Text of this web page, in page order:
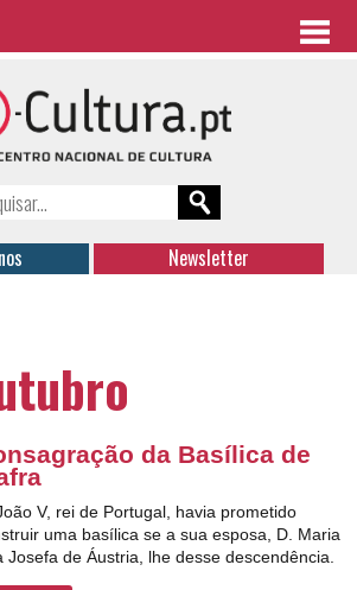
Newsletter
da Basílica de
V, rei de Portugal, havia prometido
uma basílica se a sua esposa, D. Maria
Josefa de Áustria, lhe desse descendência.